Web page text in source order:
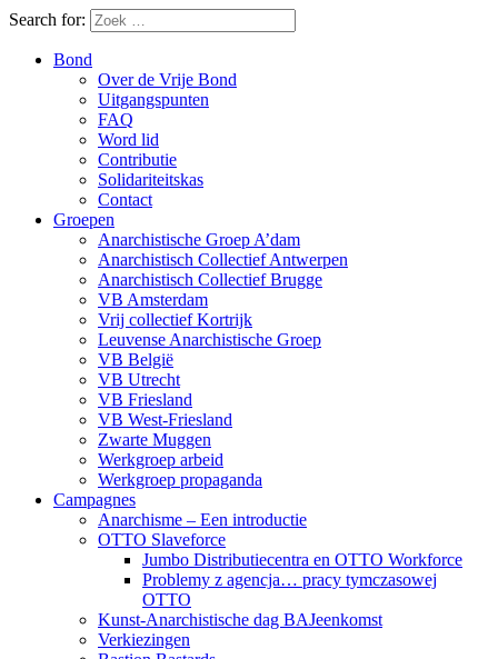
Search for:
Bond
Over de Vrije Bond
Uitgangspunten
FAQ
Word lid
Contributie
Solidariteitskas
Contact
Groepen
Anarchistische Groep A’dam
Anarchistisch Collectief Antwerpen
Anarchistisch Collectief Brugge
VB Amsterdam
Vrij collectief Kortrijk
Leuvense Anarchistische Groep
VB België
VB Utrecht
VB Friesland
VB West-Friesland
Zwarte Muggen
Werkgroep arbeid
Werkgroep propaganda
Campagnes
Anarchisme – Een introductie
OTTO Slaveforce
Jumbo Distributiecentra en OTTO Workforce
Problemy z agencja… pracy tymczasowej
OTTO
Kunst-Anarchistische dag BAJeenkomst
Verkiezingen